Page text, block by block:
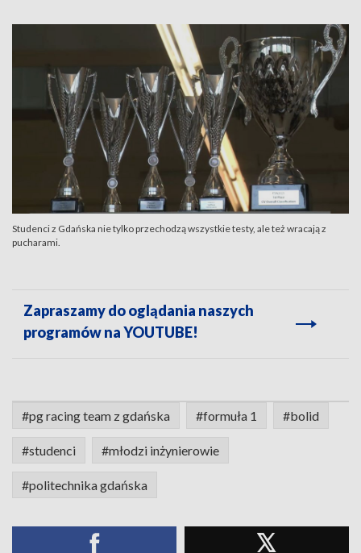
Studenci z Gdańska nie tylko przechodzą wszystkie testy, ale też wracają z
pucharami.
Zapraszamy do oglądania naszych
programów na YOUTUBE!
#pg racing team z gdańska #formuła 1 #bolid
#studenci #młodzi inżynierowie
#politechnika gdańska